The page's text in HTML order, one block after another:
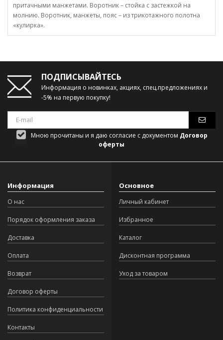
притачными манжетами. Воротник – стойка с застежкой на
молнию. Воротник, манжеты, пояс – из трикотажного полотна
«кулирка».
ПОДПИСЫВАЙТЕСЬ
Информация о новинках, акциях, спец.предложениях и
-5% на первую покупку!
Мною прочитаны и я даю согласие с документом Договор
оферты
Информация
О нас
Порядок оформления заказа
Доставка
Оплата
Возврат
Договор оферты
Политика конфиденциальности
Контакты
Основное
Личный кабинет
Избранное
Каталог
Дисконтная программа
Уход за товаром